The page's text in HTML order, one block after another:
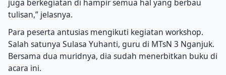
juga berkegiatan di hampir semua hal yang berbau
tulisan,” jelasnya.
Para peserta antusias mengikuti kegiatan workshop.
Salah satunya Sulasa Yuhanti, guru di MTsN 3 Nganjuk.
Bersama dua muridnya, dia sudah menerbitkan buku di
acara ini.